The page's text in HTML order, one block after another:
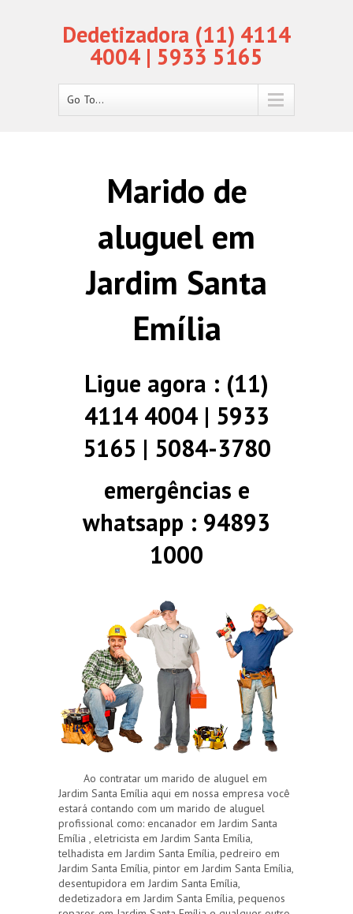
Dedetizadora (11) 4114
4004 | 5933 5165
Go To...
Marido de
aluguel em
Jardim Santa
Emília
Ligue agora : (11)
4114 4004 | 5933
5165 | 5084-3780
emergências e
whatsapp : 94893
1000
Ao contratar um marido de aluguel em
Jardim Santa Emília aqui em nossa empresa você
estará contando com um marido de aluguel
profissional como: encanador em Jardim Santa
Emília , eletricista em Jardim Santa Emília,
telhadista em Jardim Santa Emília, pedreiro em
Jardim Santa Emília, pintor em Jardim Santa Emília,
desentupidora em Jardim Santa Emília,
dedetizadora em Jardim Santa Emília, pequenos